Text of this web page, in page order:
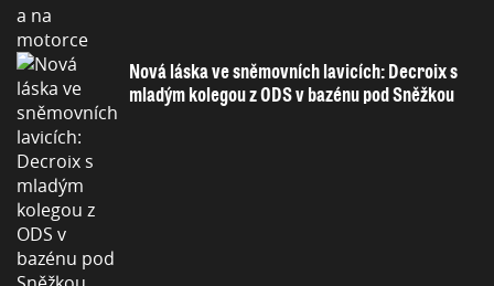
Nová láska ve sněmovních lavicích: Decroix s
mladým kolegou z ODS v bazénu pod Sněžkou